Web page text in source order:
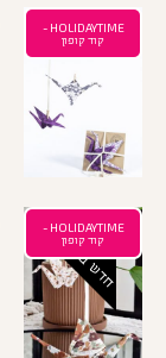
HOLIDAYTIME -
קוד קופון
חדש באתר
HOLIDAYTIME -
קוד קופון